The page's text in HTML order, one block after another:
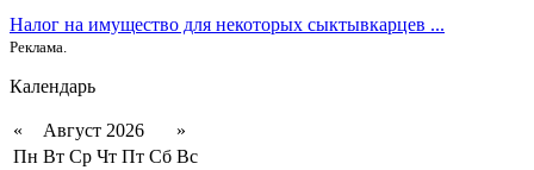
Налог на имущество для некоторых сыктывкарцев ...
Реклама.
Календарь
« Август 2026
»
Пн Вт Ср Чт Пт Сб Вс